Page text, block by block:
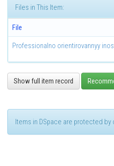
Files in This Item:
File
Professionalno orientirovannyy
Show full item record
Items in DSpace are protected